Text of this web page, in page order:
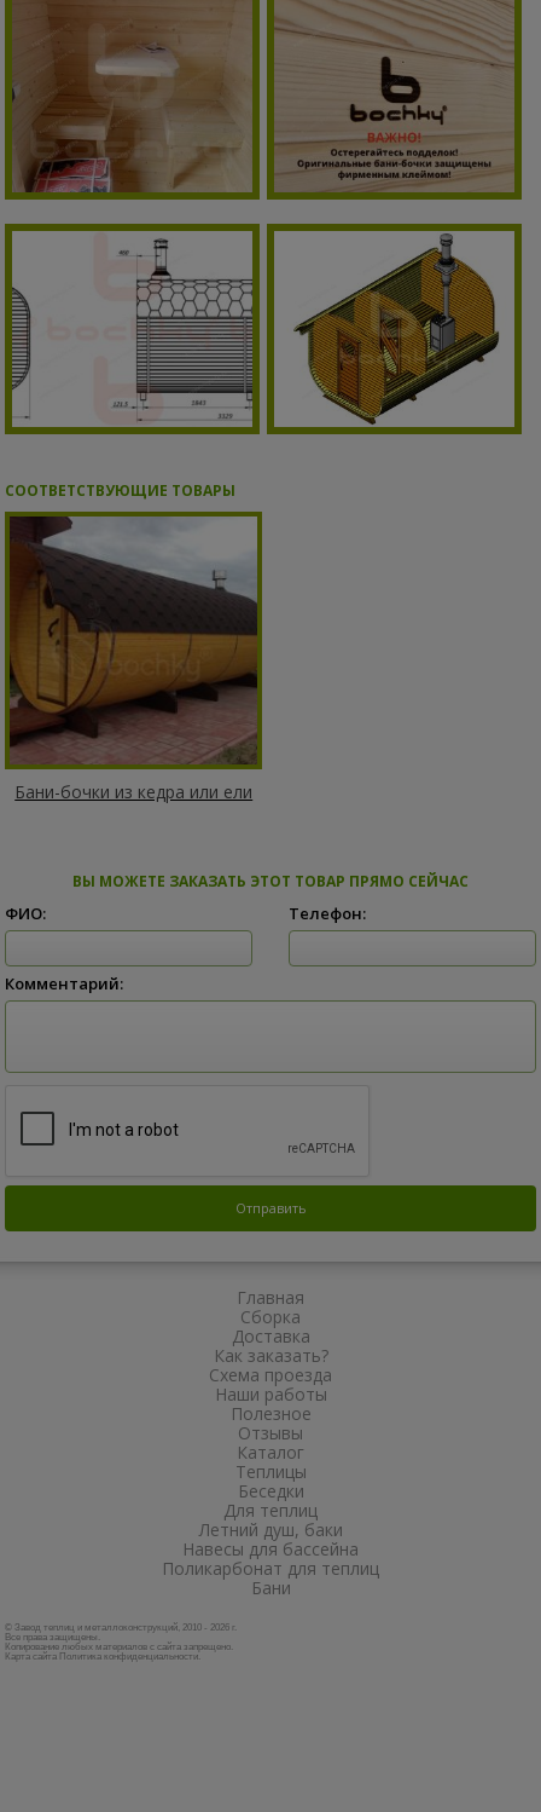
СООТВЕТСТВУЮЩИЕ ТОВАРЫ
Бани-бочки из кедра или ели
ВЫ МОЖЕТЕ ЗАКАЗАТЬ ЭТОТ ТОВАР ПРЯМО СЕЙЧАС
ФИО: Телефон:
Комментарий:
Главная
Сборка
Доставка
Как заказать?
Схема проезда
Наши работы
Полезное
Отзывы
Каталог
Теплицы
Беседки
Для теплиц
Летний душ, баки
Навесы для бассейна
Поликарбонат для теплиц
Бани
© Завод теплиц и металлоконструкций, 2010 - 2026 г.
Все права защищены.
Копирование любых материалов с сайта запрещено.
Карта сайта Политика конфиденциальности